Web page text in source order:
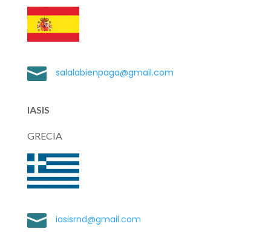
 salalabienpaga@gmail.com
IASIS
GRECIA
 iasisrnd@gmail.com